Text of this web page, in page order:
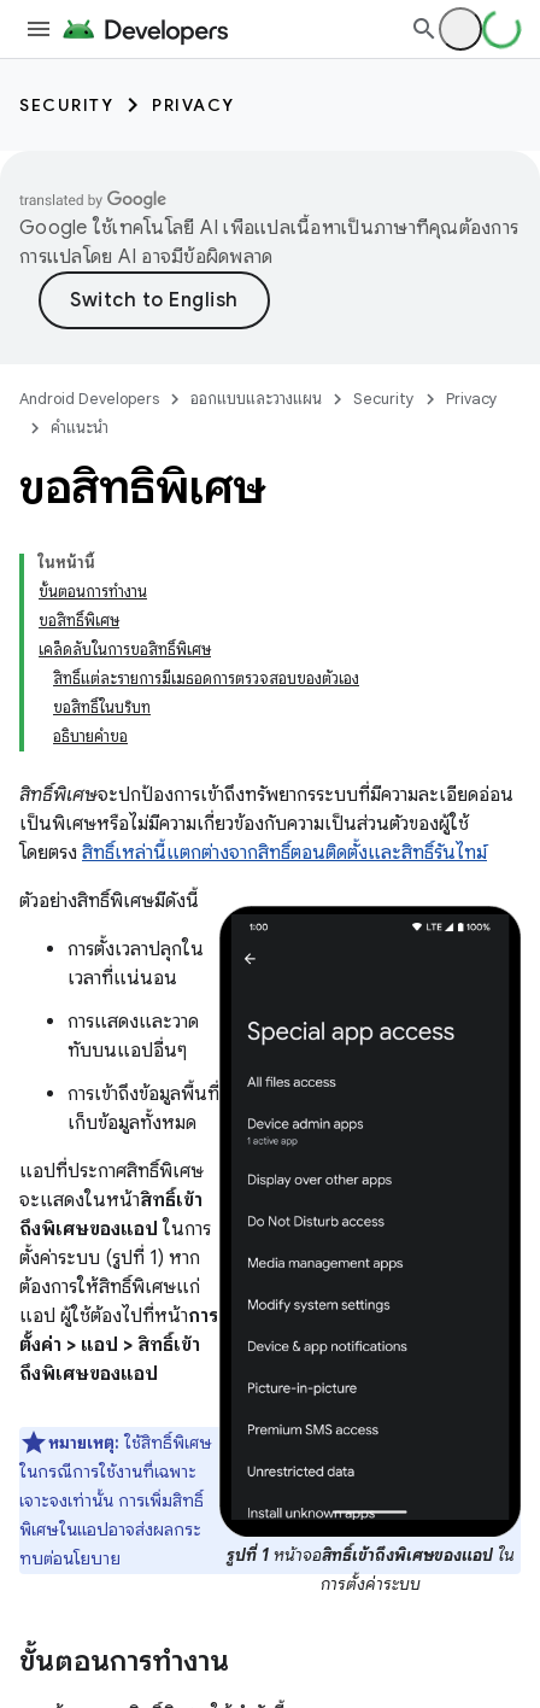
SECURITY PRIVACY
Google ใช้เทคโนโลยี AI เพื่อแปลเนื้อหาเป็นภาษาที่คุณต้องการ
การแปลโดย AI อาจมีข้อผิดพลาด
Android Developers ออกแบบและวางแผน Security
Privacy
คำแนะนำ
ขอสิทธิ์พิเศษ
ในหน้านี้
ขั้นตอนการทำงาน
ขอสิทธิ์พิเศษ
เคล็ดลับในการขอสิทธิ์พิเศษ
สิทธิ์แต่ละรายการมีเมธอดการตรวจสอบของตัวเอง
ขอสิทธิ์ในบริบท
อธิบายคำขอ
สิทธิ์พิเศษจะปกป้องการเข้าถึงทรัพยากรระบบที่มีความละเอียดอ่อน
เป็นพิเศษหรือไม่มีความเกี่ยวข้องกับความเป็นส่วนตัวของผู้ใช้
โดยตรง สิทธิ์เหล่านี้แตกต่างจากสิทธิ์ตอนติดตั้งและสิทธิ์รันไทม์
รูปที่ 1หน้าจอสิทธิ์เข้าถึงพิเศษของแอปใน
การตั้งค่าระบบ
ตัวอย่างสิทธิ์พิเศษมีดังนี้
การตั้งเวลาปลุกใน
เวลาที่แน่นอน
การแสดงและวาด
ทับบนแอปอื่นๆ
การเข้าถึงข้อมูลพื้นที่
เก็บข้อมูลทั้งหมด
แอปที่ประกาศสิทธิ์พิเศษ
จะแสดงในหน้าสิทธิ์เข้า
ถึงพิเศษของแอป ในการ
ตั้งค่าระบบ (รูปที่ 1) หาก
ต้องการให้สิทธิ์พิเศษแก่
แอป ผู้ใช้ต้องไปที่หน้าการ
ตั้งค่า > แอป > สิทธิ์เข้า
ถึงพิเศษของแอป
หมายเหตุ: ใช้สิทธิ์พิเศษ
ในกรณีการใช้งานที่เฉพาะ
เจาะจงเท่านั้น การเพิ่มสิทธิ์
พิเศษในแอปอาจส่งผลกระ
ทบต่อนโยบาย
ขั้นตอนการทำงาน